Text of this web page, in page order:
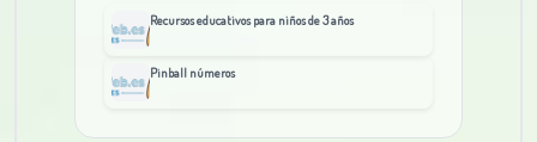
Recursos educativos para niños de 3 años
Pinball números